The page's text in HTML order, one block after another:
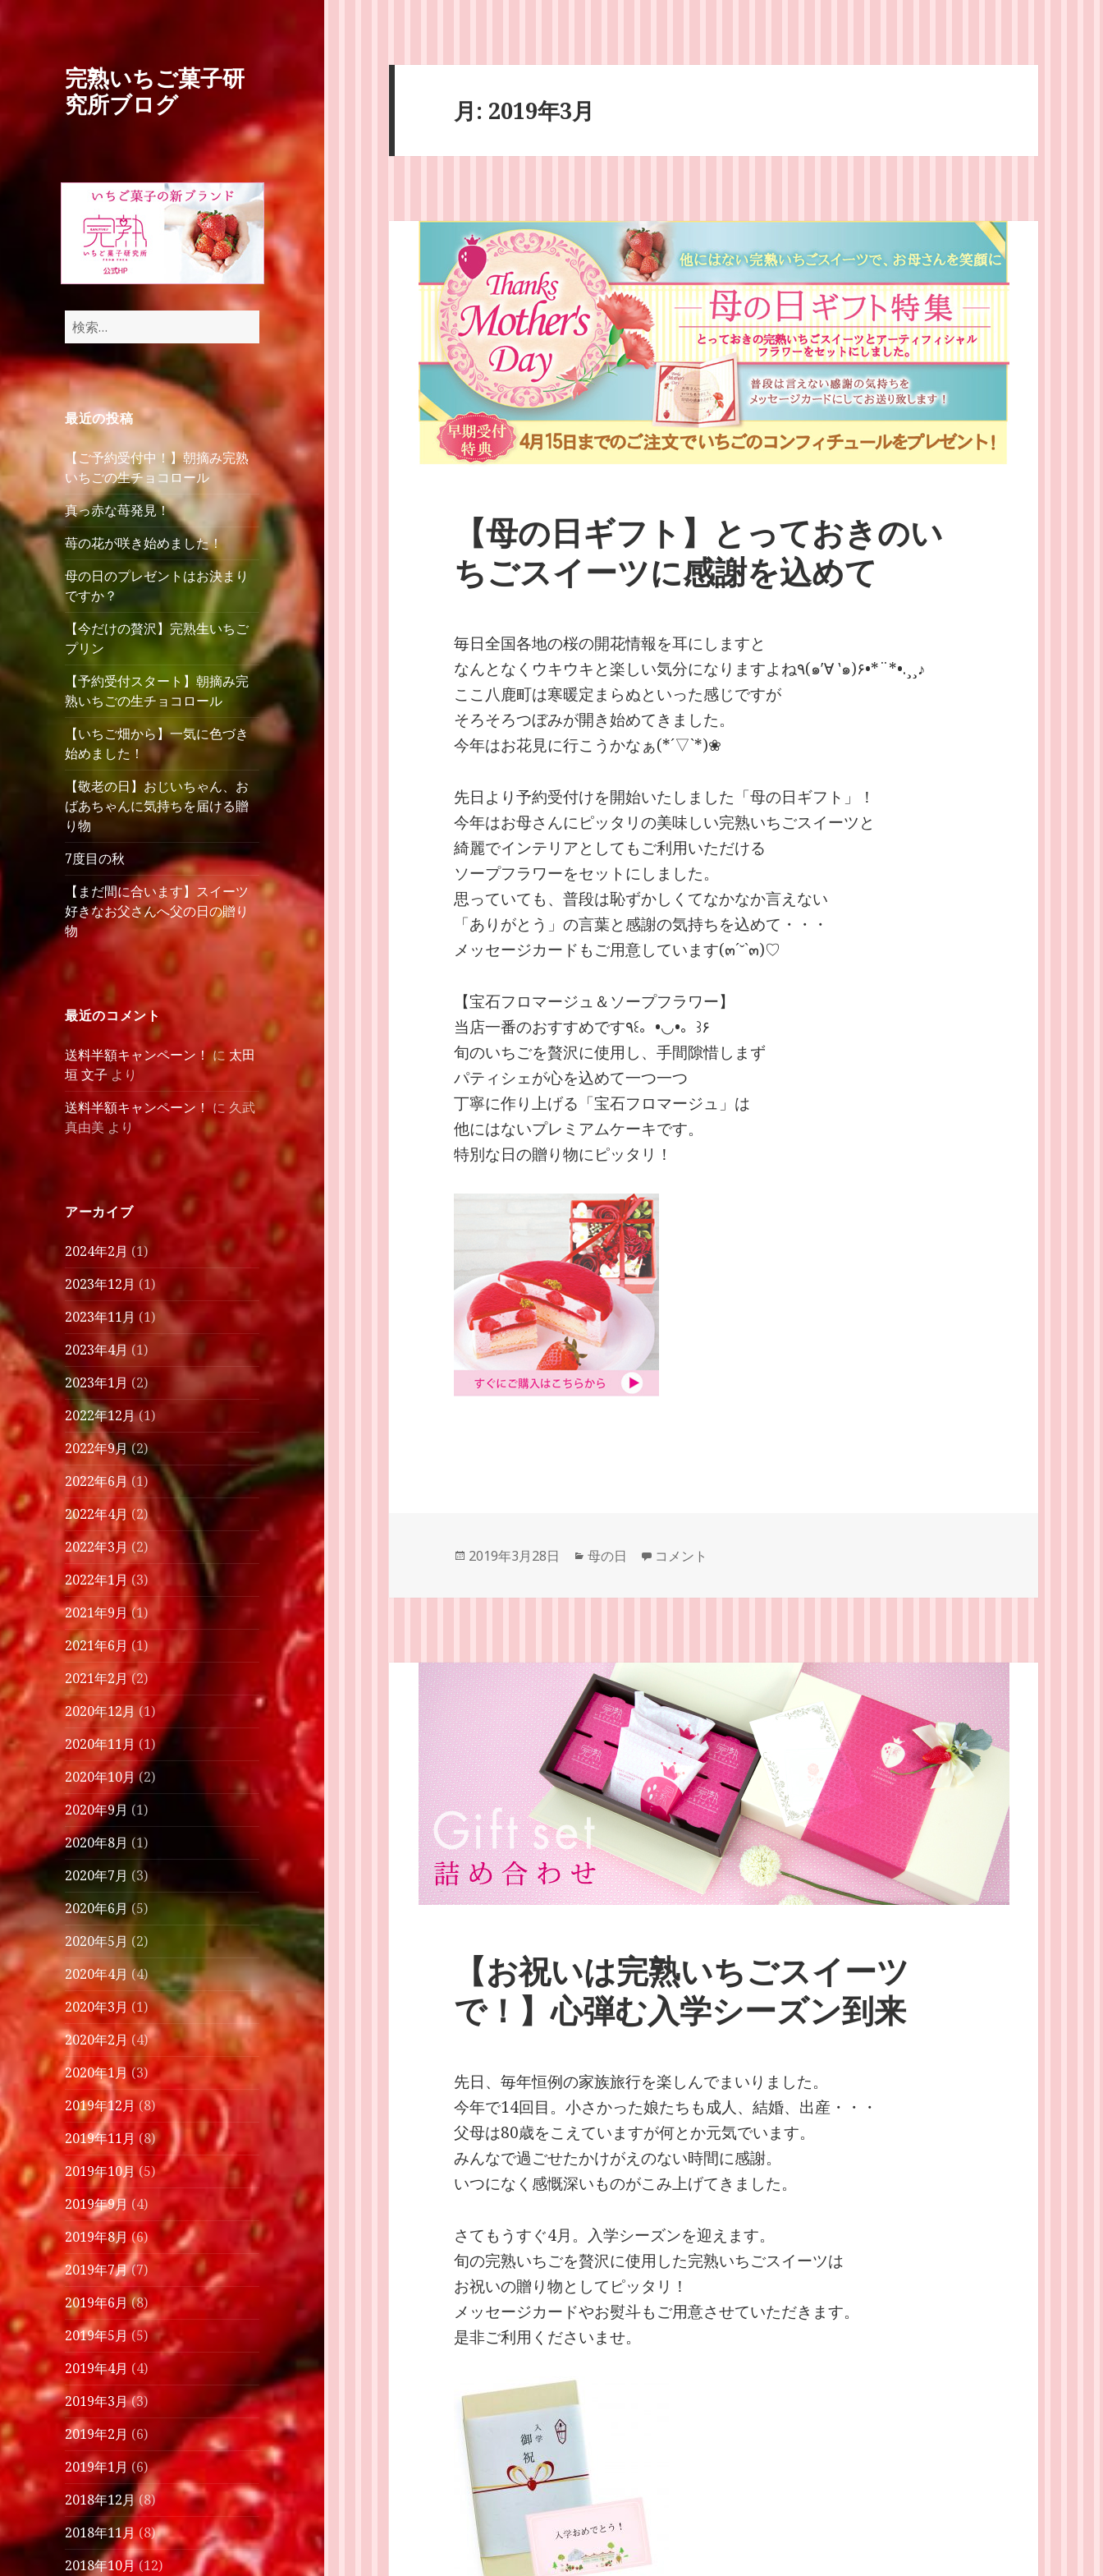
完熟いちご菓子研
究所ブログ
検
索:
最近の投稿
【ご予約受付中！】朝摘み完熟
いちごの生チョコロール
真っ赤な苺発見！
苺の花が咲き始めました！
母の日のプレゼントはお決まり
ですか？
【今だけの贅沢】完熟生いちご
プリン
【予約受付スタート】朝摘み完
熟いちごの生チョコロール
【いちご畑から】一気に色づき
始めました！
【敬老の日】おじいちゃん、お
ばあちゃんに気持ちを届ける贈
り物
7度目の秋
【まだ間に合います】スイーツ
好きなお父さんへ父の日の贈り
物
最近のコメント
送料半額キャンペーン！に 太田
垣 文子 より
送料半額キャンペーン！に 久武
真由美 より
アーカイブ
2024年2月 (1)
2023年12月 (1)
2023年11月 (1)
2023年4月(1)
2023年1月 (2)
2022年12月(1)
2022年9月(2)
2022年6月(1)
2022年4月 (2)
2022年3月(2)
2022年1月(3)
2021年9月(1)
2021年6月 (1)
2021年2月(2)
2020年12月(1)
2020年11月 (1)
2020年10月(2)
2020年9月 (1)
2020年8月 (1)
2020年7月 (3)
2020年6月 (5)
2020年5月 (2)
2020年4月 (4)
2020年3月(1)
2020年2月 (4)
2020年1月 (3)
2019年12月 (8)
2019年11月 (8)
2019年10月(5)
2019年9月 (4)
2019年8月 (6)
2019年7月(7)
2019年6月(8)
2019年5月 (5)
2019年4月 (4)
2019年3月(3)
2019年2月 (6)
2019年1月(6)
2018年12月 (8)
2018年11月(8)
2018年10月(12)
月: 2019年3月
【母の日ギフト】とっておきのい
ちごスイーツに感謝を込めて
毎日全国各地の桜の開花情報を耳にしますと
なんとなくウキウキと楽しい気分になりますよね٩(๑′∀ ‵๑)۶•*¨*•.¸¸♪
ここ八鹿町は寒暖定まらぬといった感じですが
そろそろつぼみが開き始めてきました。
今年はお花見に行こうかなぁ(*´▽`*)❀
先日より予約受付けを開始いたしました「母の日ギフト」！
今年はお母さんにピッタリの美味しい完熟いちごスイーツと
綺麗でインテリアとしてもご利用いただける
ソープフラワーをセットにしました。
思っていても、普段は恥ずかしくてなかなか言えない
「ありがとう」の言葉と感謝の気持ちを込めて・・・
メッセージカードもご用意しています(๓´˘`๓)♡
【宝石フロマージュ＆ソープフラワー】
当店一番のおすすめです٩꒰。•◡•。꒱۶
旬のいちごを贅沢に使用し、手間隙惜しまず
パティシェが心を込めて一つ一つ
丁寧に作り上げる「宝石フロマージュ」は
他にはないプレミアムケーキです。
特別な日の贈り物にピッタリ！
投
日:
2019年3月28日
カ
ゴ
母の日 【母の日ギフト】とっておきのいちごスイーツに感謝を込めてに
コメント
【お祝いは完熟いちごスイーツ
で！】心弾む入学シーズン到来
先日、毎年恒例の家族旅行を楽しんでまいりました。
今年で14回目。小さかった娘たちも成人、結婚、出産・・・
父母は80歳をこえていますが何とか元気でいます。
みんなで過ごせたかけがえのない時間に感謝。
いつになく感慨深いものがこみ上げてきました。
さてもうすぐ4月。入学シーズンを迎えます。
旬の完熟いちごを贅沢に使用した完熟いちごスイーツは
お祝いの贈り物としてピッタリ！
メッセージカードやお熨斗もご用意させていただきます。
是非ご利用くださいませ。